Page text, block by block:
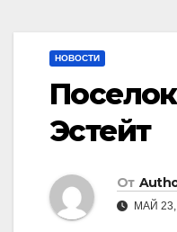
НОВОСТИ
Эстейт
От
МАЙ 23,